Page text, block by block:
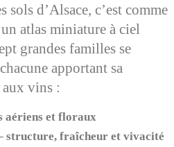
sols d’Alsace, c’est comme
atlas miniature à ciel
grandes familles se
apportant sa
vins :
aériens et floraux
structure, fraîcheur et vivacité